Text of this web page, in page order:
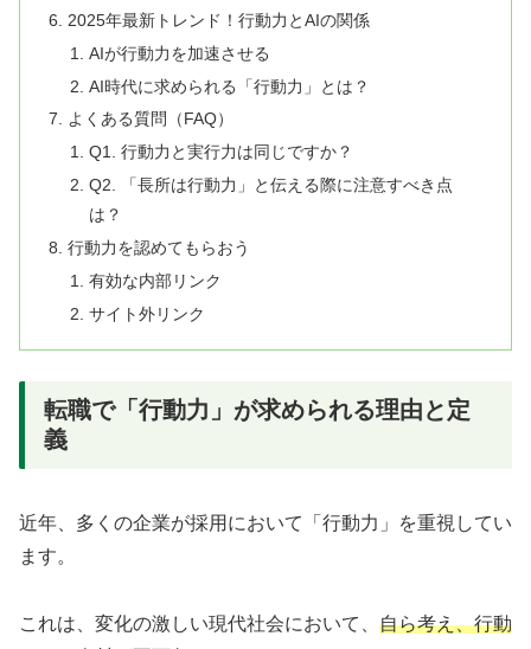
2025年最新トレンド！行動力とAIの関係
AIが行動力を加速させる
AI時代に求められる「行動力」とは？
よくある質問（FAQ）
Q1. 行動力と実行力は同じですか？
Q2. 「長所は行動力」と伝える際に注意すべき点
は？
行動力を認めてもらおう
有効な内部リンク
サイト外リンク
転職で「行動力」が求められる理由と定
義
近年、多くの企業が採用において「行動力」を重視してい
ます。
これは、変化の激しい現代社会において、 自ら考え、行動